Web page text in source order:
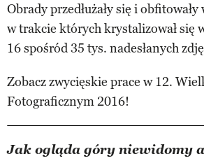
Obrady przedłużały się i
w trakcie których krystalizował się
16 spośród 35 tys. nadesłanych
Zobacz zwycięskie prace w 12.
Fotograficznym 2016!
Jak ogląda góry niewidomy